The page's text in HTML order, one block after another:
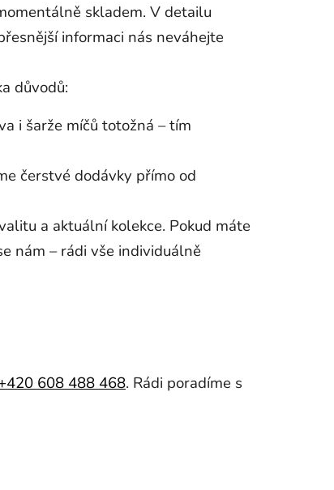
skladem. V detailu
informaci nás neváhejte
důvodů:
i šarže míčů totožná – tím
čerstvé dodávky přímo od
a aktuální kolekce. Pokud máte
nám – rádi vše individuálně
608 488 468. Rádi poradíme s